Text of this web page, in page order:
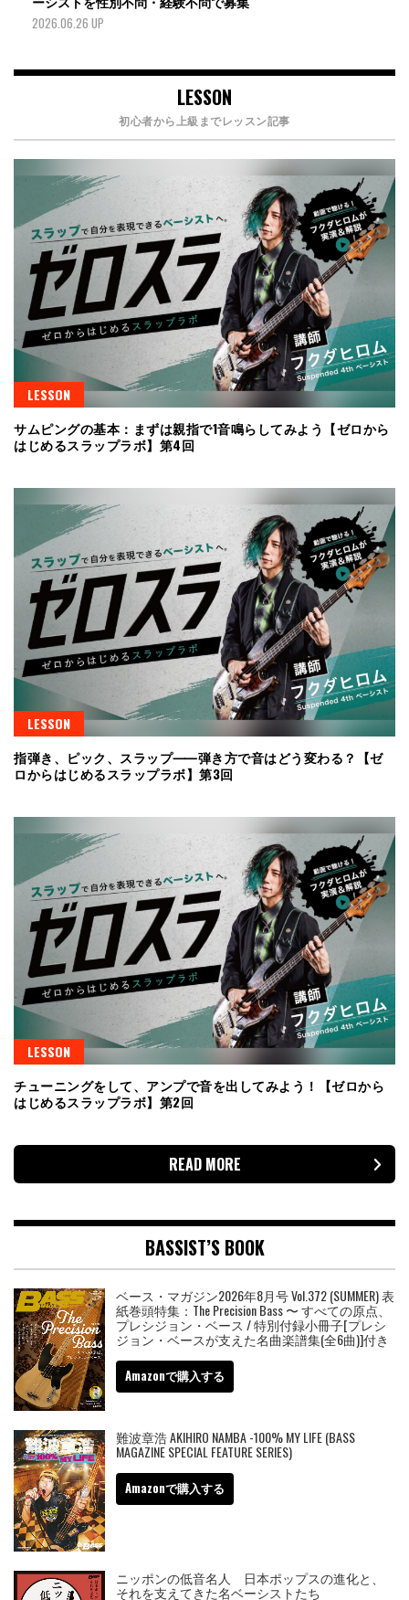
2026.06.26 UP
LESSON
初心者から上級までレッスン記事
LESSON
サムピングの基本：まずは親指で1音鳴らしてみよう【ゼロから
はじめるスラップラボ】第4回
LESSON
指弾き、ピック、スラップ⸺弾き方で音はどう変わる？【ゼ
ロからはじめるスラップラボ】第3回
LESSON
チューニングをして、アンプで音を出してみよう！【ゼロから
はじめるスラップラボ】第2回
READ MORE
BASSIST’S BOOK
ベース・マガジン2026年8月号 Vol.372 (SUMMER) 表
紙巻頭特集：The Precision Bass 〜 すべての原点、
プレシジョン・ベース / 特別付録小冊子[プレシ
ジョン・ベースが支えた名曲楽譜集(全6曲)]付き
Amazonで購入する
難波章浩 AKIHIRO NAMBA -100% MY LIFE (BASS
MAGAZINE SPECIAL FEATURE SERIES)
Amazonで購入する
ニッポンの低音名人 日本ポップスの進化と、
それを支えてきた名ベーシストたち